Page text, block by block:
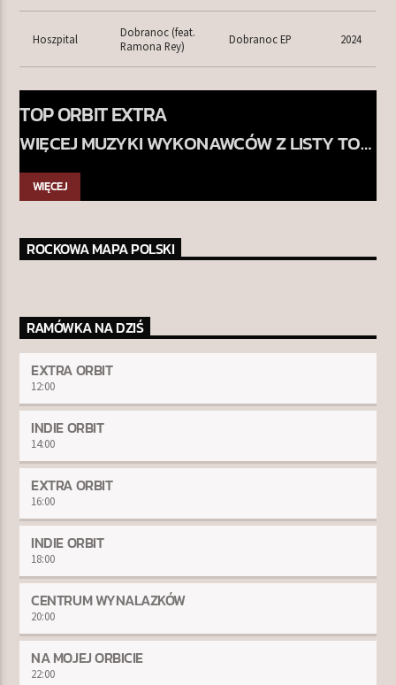
Hoszpital
Dobranoc (feat.
Ramona Rey)
Dobranoc EP 2024
TOP ORBIT EXTRA
WIĘCEJ MUZYKI WYKONAWCÓW Z LISTY TOP
WIĘCEJ
ROCKOWA MAPA POLSKI
RAMÓWKA NA DZIŚ
EXTRA ORBIT
12:00
INDIE ORBIT
14:00
EXTRA ORBIT
16:00
INDIE ORBIT
18:00
CENTRUM WYNALAZKÓW
20:00
NA MOJEJ ORBICIE
22:00